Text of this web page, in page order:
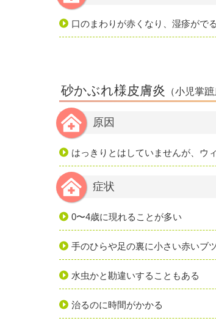
口のまわりが赤くなり、湿疹がでる
砂かぶれ様皮膚炎 （小児掌
原因
はっきりとはしていませんが、ウ
症状
0〜4歳に現れることが多い
手のひらや足の裏に小さい赤いブ
水虫かと勘違いすることもある
治るのに時間がかかる